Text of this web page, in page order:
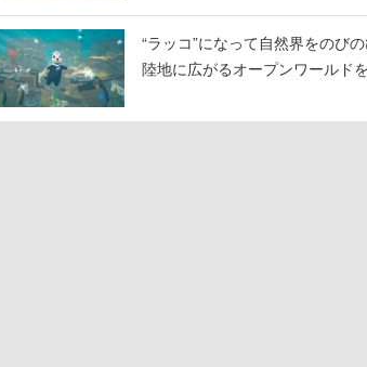
“ラッコ”になって自然界をのび
陸地に広がるオープンワールド